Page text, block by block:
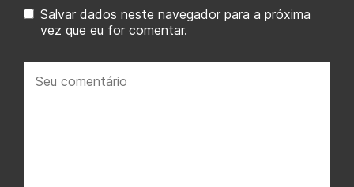
Salvar dados neste navegador para a próxima
vez que eu for comentar.
comentário: